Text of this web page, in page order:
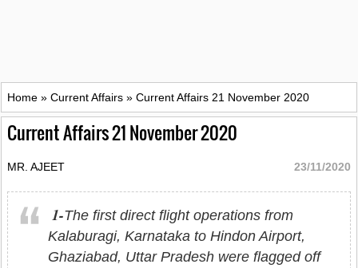
Home » Current Affairs » Current Affairs 21 November 2020
Current Affairs 21 November 2020
MR. AJEET 23/11/2020
1-The first direct flight operations from
Kalaburagi, Karnataka to Hindon Airport,
Ghaziabad, Uttar Pradesh were flagged off